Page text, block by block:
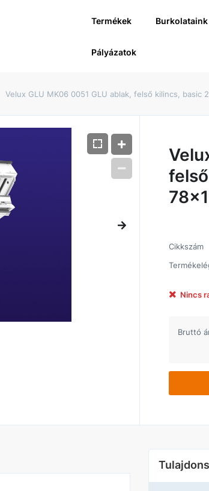
Termékek Burkolataink
Pályázatok
Velux GLU MK06 0051 GLU ablak, felső kilincs, basic
Cikkszám
Nincs
Bruttó